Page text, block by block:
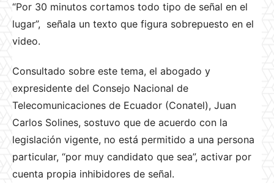
“Por 30 minutos cortamos todo tipo de señal en el
lugar”, señala un texto que figura sobrepuesto en el
video.
Consultado sobre este tema, el abogado y
expresidente del Consejo Nacional de
Telecomunicaciones de Ecuador (Conatel), Juan
Carlos Solines, sostuvo que de acuerdo con la
legislación vigente, no está permitido a una persona
particular, “por muy candidato que sea”, activar por
cuenta propia inhibidores de señal.